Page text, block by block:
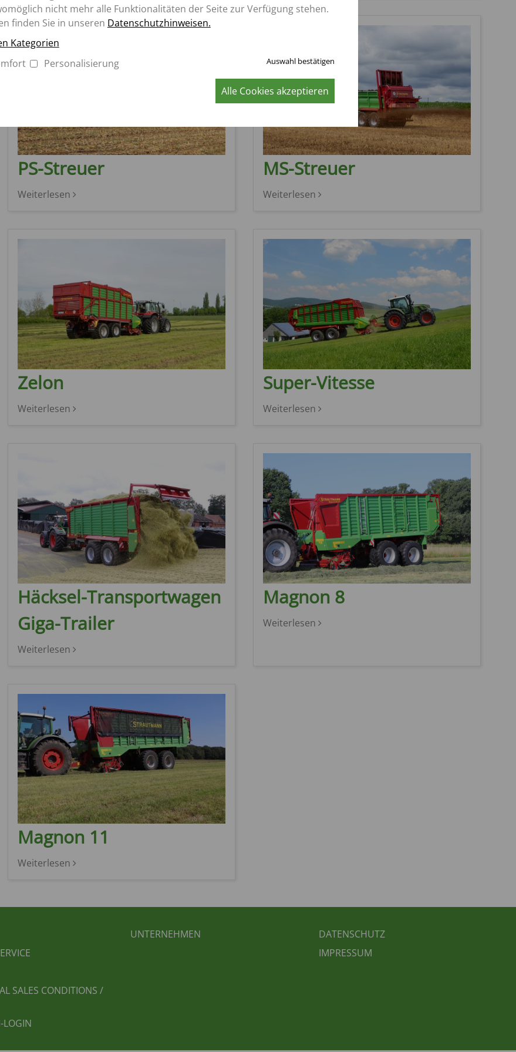
nicht mehr alle Funktionalitäten der Seite zur Verfügung stehen.
finden Sie in unseren Datenschutzhinweisen.
Kategorien
Personalisierung Auswahl bestätigen
Alle Cookies akzeptieren
PS-Streuer
Weiterlesen
MS-Streuer
Weiterlesen
Zelon
Weiterlesen
Super-Vitesse
Weiterlesen
Häcksel-Transportwagen
Giga-Trailer
Weiterlesen
Magnon 8
Weiterlesen
Magnon 11
Weiterlesen
SALES CONDITIONS /
LOGIN
FUSSBEREICH 2
UNTERNEHMEN FUSSBEREICH 3
DATENSCHUTZ
IMPRESSUM